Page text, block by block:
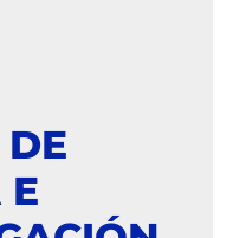
DE
E